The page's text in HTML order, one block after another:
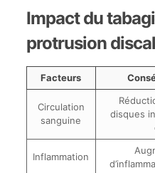
Impact du
protrusion
Facteurs
Circulation
sanguine
disques
Inflammation